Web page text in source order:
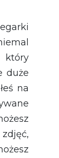
który
duże
na